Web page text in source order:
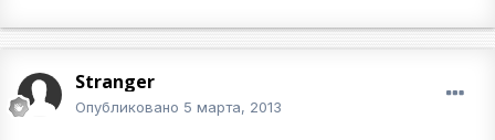
Stranger
Опубликовано 5 марта, 2013